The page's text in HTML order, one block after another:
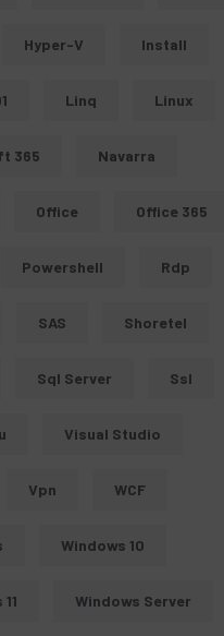
Hyper-V Install
Linq Linux
365 Navarra
Office Office 365
Powershell Rdp
SAS Shoretel
Sql Server Ssl
Visual Studio
Vpn WCF
Windows 10
Windows Server